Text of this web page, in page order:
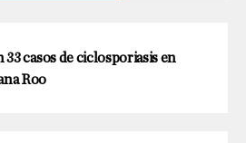
33 casos de ciclosporiasis en
Roo